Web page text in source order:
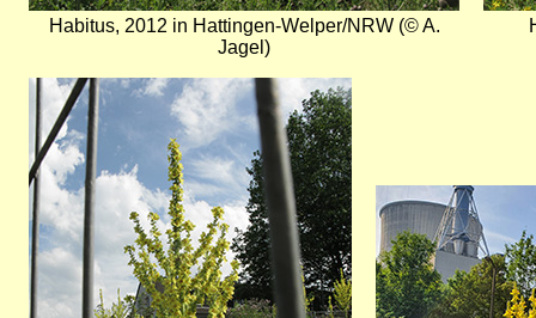
Habitus, 2012 in Hattingen-Welper/NRW (© A.
Jagel)
Bild
Bild